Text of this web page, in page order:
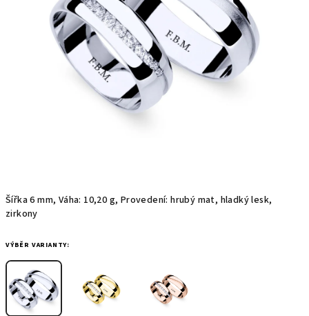
Šířka 6 mm, Váha: 10,20 g, Provedení: hrubý mat, hladký lesk,
zirkony
VÝBĚR VARIANTY: